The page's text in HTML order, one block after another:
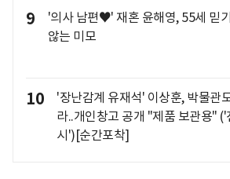
9
'의사 남편♥' 재혼 윤해영, 55세 믿
않는 미모
10
'장난감계 유재석' 이상훈, 박물관
라..개인창고 공개 "제품 보관용" ('
시')[순간포착]